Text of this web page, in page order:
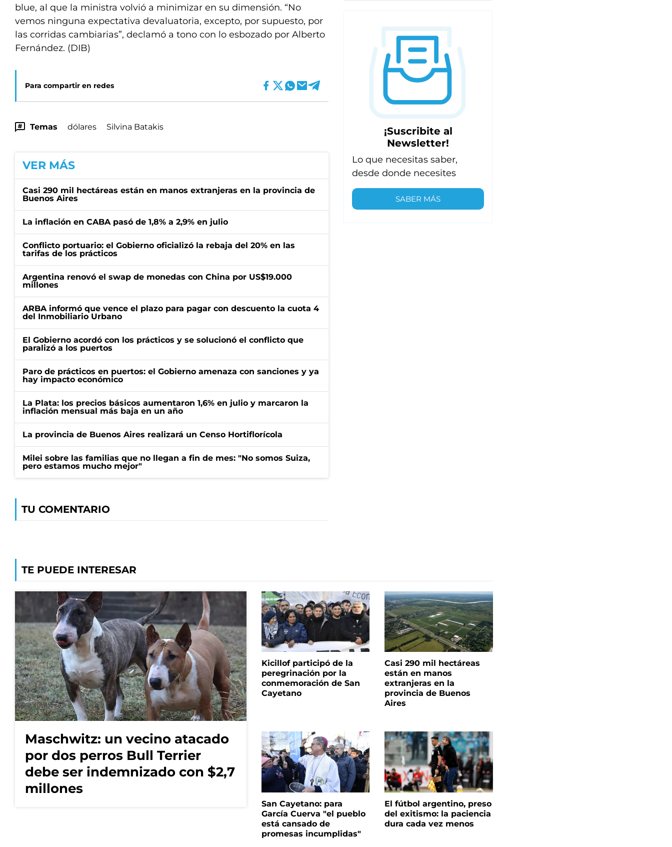
blue, al que la ministra volvió a minimizar en su dimensión. “No
vemos ninguna expectativa devaluatoria, excepto, por supuesto, por
las corridas cambiarias”, declamó a tono con lo esbozado por Alberto
Fernández. (DIB)
Para compartir en redes
Temas dólares Silvina Batakis
VER MÁS
Casi 290 mil hectáreas están en manos extranjeras en la provincia de
Buenos Aires
La inflación en CABA pasó de 1,8% a 2,9% en julio
Conflicto portuario: el Gobierno oficializó la rebaja del 20% en las
tarifas de los prácticos
Argentina renovó el swap de monedas con China por US$19.000
millones
ARBA informó que vence el plazo para pagar con descuento la cuota 4
del Inmobiliario Urbano
El Gobierno acordó con los prácticos y se solucionó el conflicto que
paralizó a los puertos
Paro de prácticos en puertos: el Gobierno amenaza con sanciones y ya
hay impacto económico
La Plata: los precios básicos aumentaron 1,6% en julio y marcaron la
inflación mensual más baja en un año
La provincia de Buenos Aires realizará un Censo Hortiflorícola
Milei sobre las familias que no llegan a fin de mes: "No somos Suiza,
pero estamos mucho mejor"
TU COMENTARIO
¡Suscribite al
Newsletter!
Lo que necesitas saber,
desde donde necesites
SABER MÁS
TE PUEDE INTERESAR
Maschwitz: un vecino atacado
por dos perros Bull Terrier
debe ser indemnizado con $2,7
millones
Kicillof participó de la
peregrinación por la
conmemoración de San
Cayetano
Casi 290 mil hectáreas
están en manos
extranjeras en la
provincia de Buenos
Aires
San Cayetano: para
García Cuerva "el pueblo
está cansado de
promesas incumplidas"
El fútbol argentino, preso
del exitismo: la paciencia
dura cada vez menos